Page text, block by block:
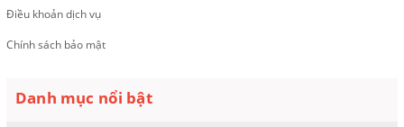
Điều khoản dịch vụ
Chính sách bảo mật
Danh mục nổi bật